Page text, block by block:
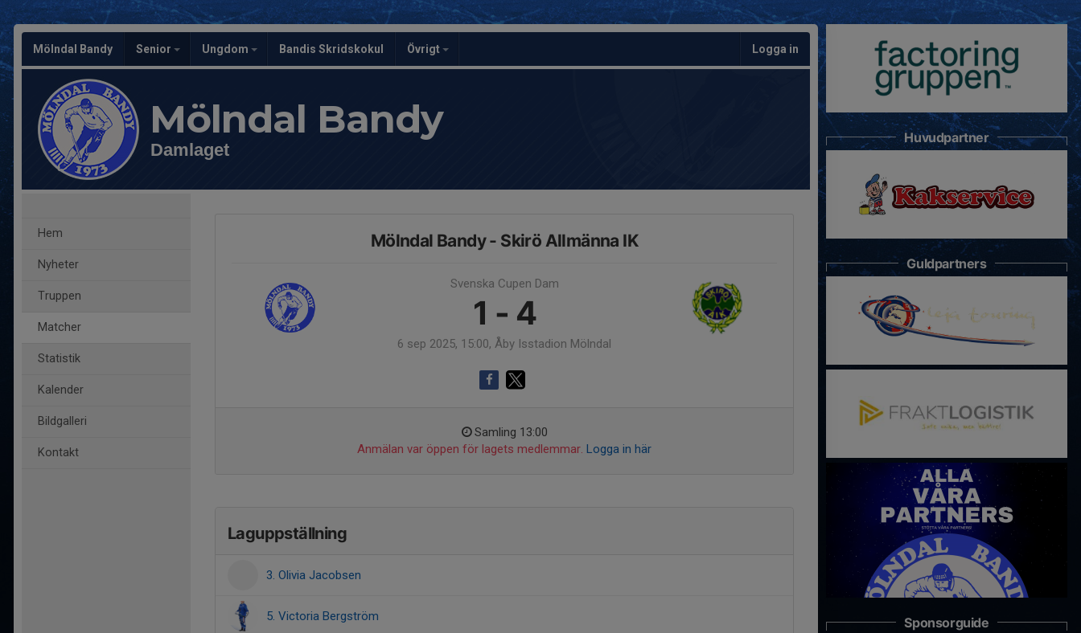
Mölndal Bandy Senior Ungdom Bandis Skridskokul Övrigt Logga in
Mölndal Bandy
Damlaget
Hem
Nyheter
Truppen
Matcher
Statistik
Kalender
Bildgalleri
Kontakt
Mölndal Bandy - Skirö Allmänna IK
Svenska Cupen Dam
1 - 4
6 sep 2025, 15:00, Åby Isstadion Mölndal
Samling 13:00
Anmälan var öppen för lagets medlemmar. Logga in här
Laguppställning
3. Olivia Jacobsen
5. Victoria Bergström
Huvudpartner
Guldpartners
Sponsorguide